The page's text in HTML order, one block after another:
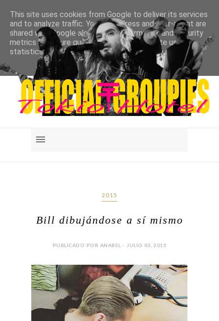
2015
Bill dibujándose a sí mismo
PUBLICADO POR ANABEL - JULIO 03, 2015
This site uses cookies from Google to deliver its services
and to analyze traffic. Your IP address and user-agent are
shared with Google along with performance and security
metrics to ensure quality of service, generate usage
statistics, and to detect and address abuse.
LEARN MORE GOT IT